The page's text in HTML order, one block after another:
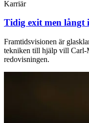
Karriär
Tidig exit men långt
Framtidsvisionen är
tekniken till hjälp vill Carl-
redovisningen.